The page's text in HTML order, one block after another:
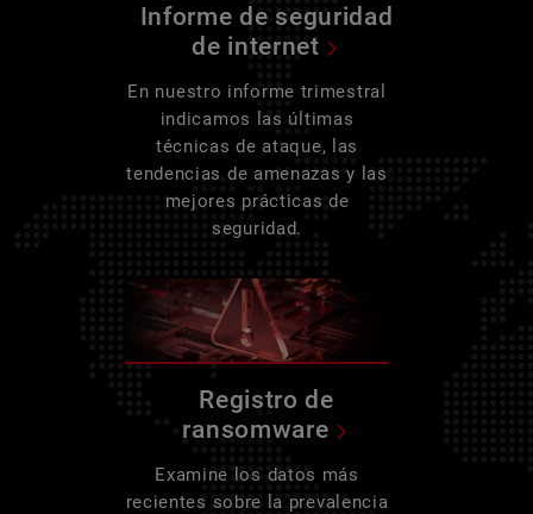
Informe de seguridad
de internet
En nuestro informe trimestral
indicamos las últimas
técnicas de ataque, las
tendencias de amenazas y las
mejores prácticas de
seguridad.
Registro de
ransomware
Examine los datos más
recientes sobre la prevalencia